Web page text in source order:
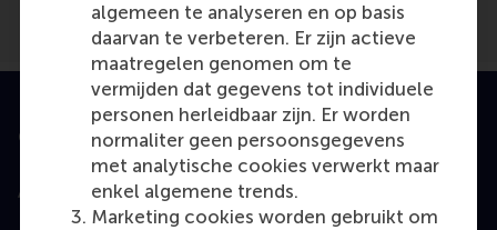
algemeen te analyseren en op basis
daarvan te verbeteren. Er zijn actieve
maatregelen genomen om te
vermijden dat gegevens tot individuele
personen herleidbaar zijn. Er worden
normaliter geen persoonsgegevens
met analytische cookies verwerkt maar
enkel algemene trends.
Marketing cookies worden gebruikt om
Geaccrediteerd door